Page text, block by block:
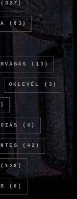
(83)
(13)
OKLEVÉL (3)
(4)
(42)
(6)